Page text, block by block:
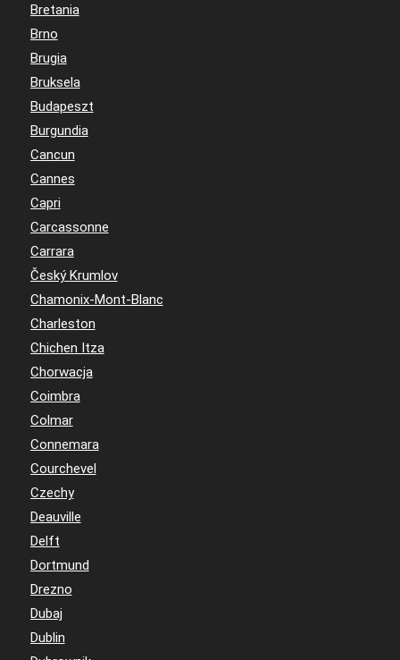
Bretania
Brno
Brugia
Bruksela
Budapeszt
Burgundia
Cancun
Cannes
Capri
Carcassonne
Carrara
Český Krumlov
Chamonix-Mont-Blanc
Charleston
Chichen Itza
Chorwacja
Coimbra
Colmar
Connemara
Courchevel
Czechy
Deauville
Delft
Dortmund
Drezno
Dubaj
Dublin